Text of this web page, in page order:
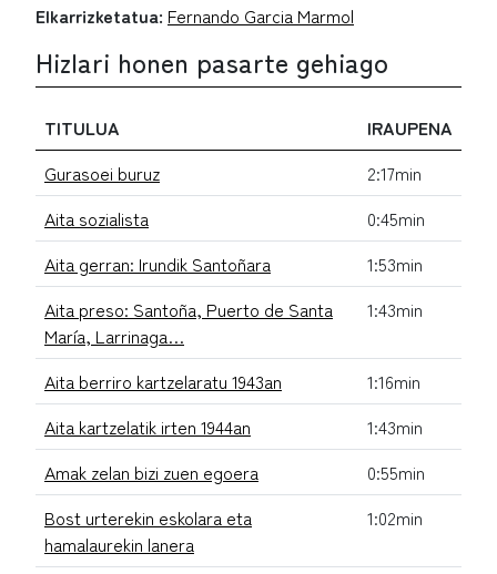
Elkarrizketatua: Fernando Garcia Marmol
Hizlari honen pasarte gehiago
TITULUA
IRAUPENA
Gurasoei buruz
2:17min
Aita sozialista
0:45min
Aita gerran: Irundik Santoñara
1:53min
Aita preso: Santoña, Puerto de Santa
María, Larrinaga…
1:43min
Aita berriro kartzelaratu 1943an
1:16min
Aita kartzelatik irten 1944an
1:43min
Amak zelan bizi zuen egoera
0:55min
Bost urterekin eskolara eta
hamalaurekin lanera
1:02min